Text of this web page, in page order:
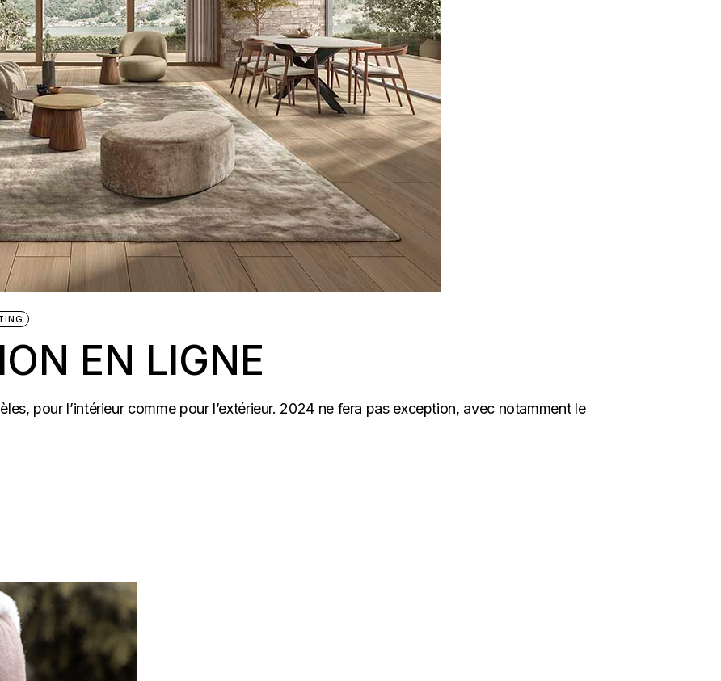
EN LIGNE
pour l’intérieur comme pour l’extérieur. 2024 ne fera pas exception, avec notamment le